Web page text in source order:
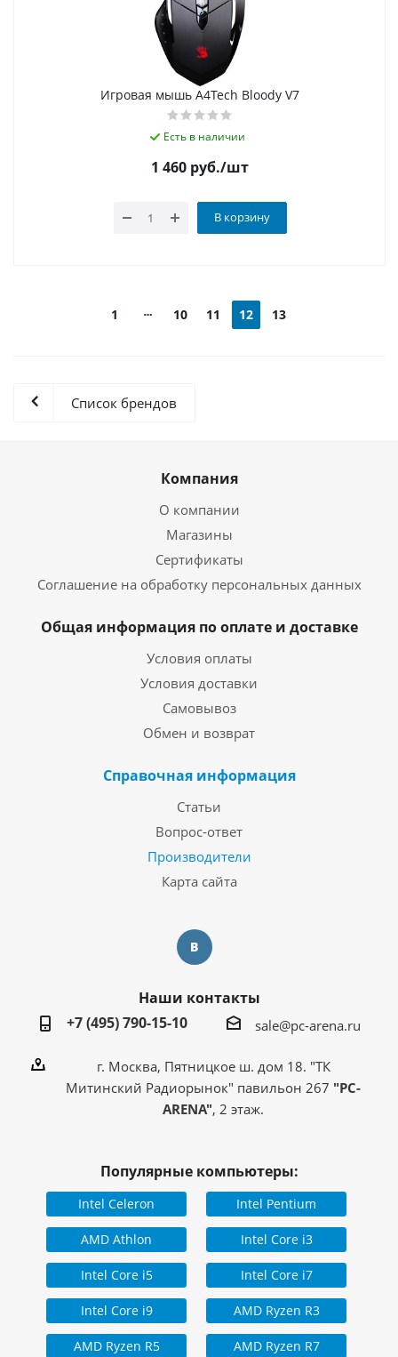
Игровая мышь A4Tech Bloody V7
Есть в наличии
1 460 руб./шт
В корзину
1 10 11 12 13
Список брендов
Компания
О компании
Магазины
Сертификаты
Соглашение на обработку персональных данных
Общая информация по оплате и доставке
Условия оплаты
Условия доставки
Самовывоз
Обмен и возврат
Справочная информация
Статьи
Вопрос-ответ
Производители
Карта сайта
Наши контакты
+7 (495) 790-15-10
sale@pc-arena.ru
г. Москва, Пятницкое ш. дом 18. "ТК
Митинский Радиорынок" павильон 267 "PC-
ARENA", 2 этаж.
Популярные компьютеры:
Intel Celeron Intel Pentium
AMD Athlon Intel Core i3
Intel Core i5 Intel Core i7
Intel Core i9 AMD Ryzen R3
AMD Ryzen R5 AMD Ryzen R7